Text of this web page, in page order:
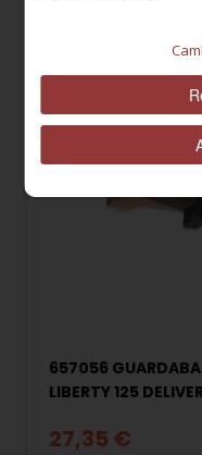
657056
LIBERTY 125
27,35 €